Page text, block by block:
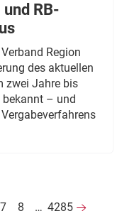
RB-
Region
des aktuellen
zwei Jahre bis
– und
7 8 … 4285